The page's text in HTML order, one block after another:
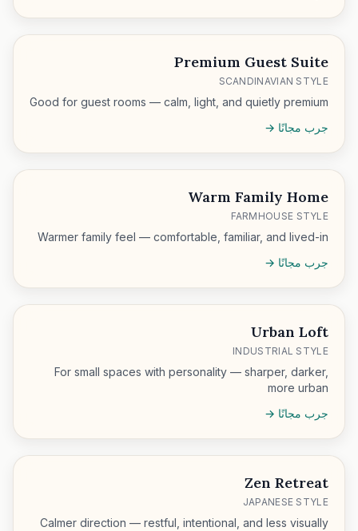
Premium Guest Suite
SCANDINAVIAN STYLE
Good for guest rooms — calm, light, and quietly premium
جرب مجانًا →
Warm Family Home
FARMHOUSE STYLE
Warmer family feel — comfortable, familiar, and lived-in
جرب مجانًا →
Urban Loft
INDUSTRIAL STYLE
For small spaces with personality — sharper, darker,
more urban
جرب مجانًا →
Zen Retreat
JAPANESE STYLE
Calmer direction — restful, intentional, and less visually